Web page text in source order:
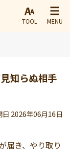
TOOL MENU
知らぬ相手
日 2026年06月16日
届き、やり取り